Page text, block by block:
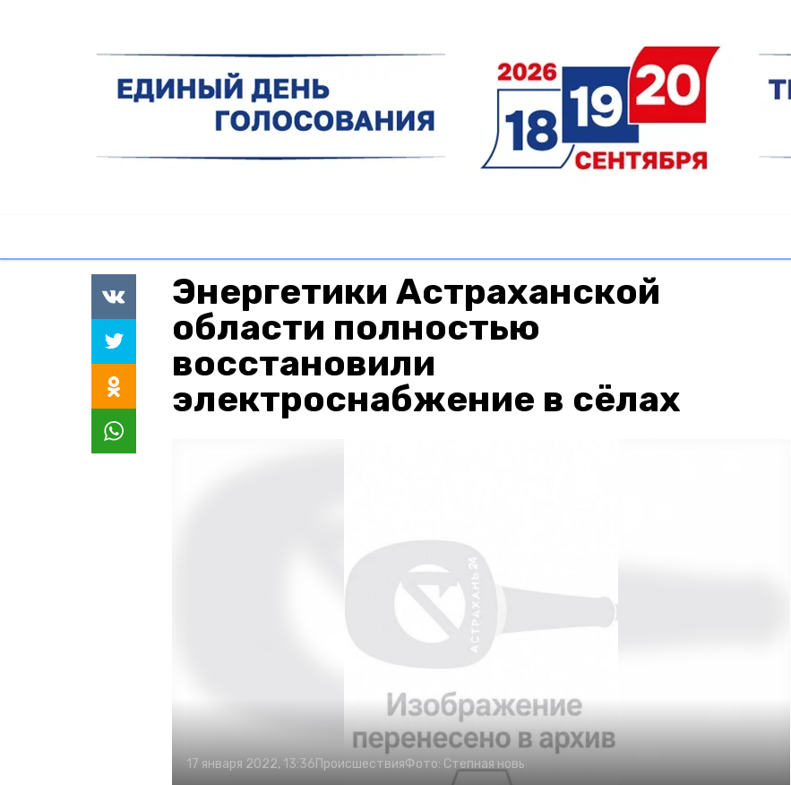
Энергетики Астраханской
области полностью
восстановили
электроснабжение в сёлах
17 января 2022, 13:36ПроисшествияФото: Степная новь